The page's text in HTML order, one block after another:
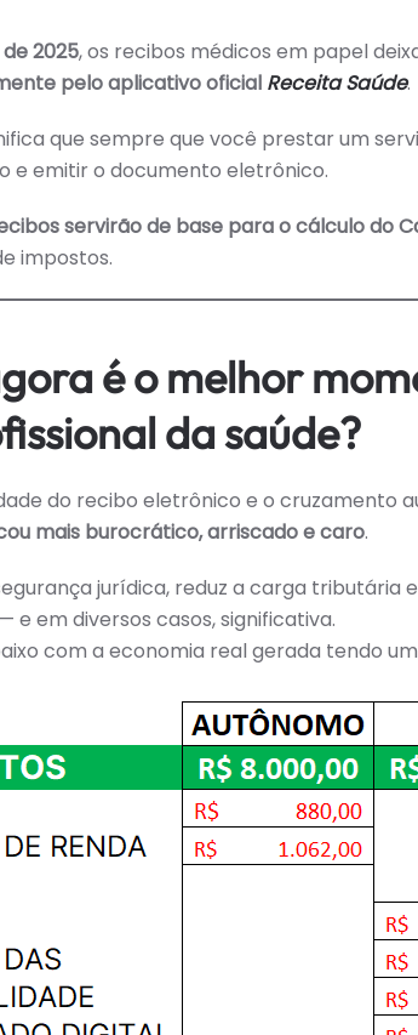
de 2025, os recibos médicos em papel
pelo aplicativo oficial Receita Saúde.
que sempre que você prestar um
e emitir o documento eletrônico.
servirão de base para o cálculo do
impostos.
é o melhor
da saúde?
do recibo eletrônico e o cruzamento
mais burocrático, arriscado e caro.
jurídica, reduz a carga tributária
e em diversos casos, significativa.
com a economia real gerada tendo um